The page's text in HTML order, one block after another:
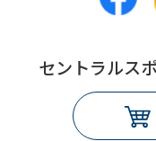
セントラルス